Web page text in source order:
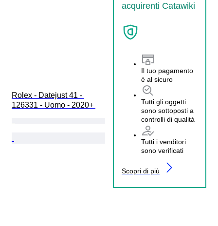
Rolex - Datejust 41 -
126331 - Uomo - 2020+
acquirenti Catawiki
Il tuo pagamento
è al sicuro
Tutti gli oggetti
sono sottoposti a
controlli di qualità
Tutti i venditori
sono verificati
Scopri di più